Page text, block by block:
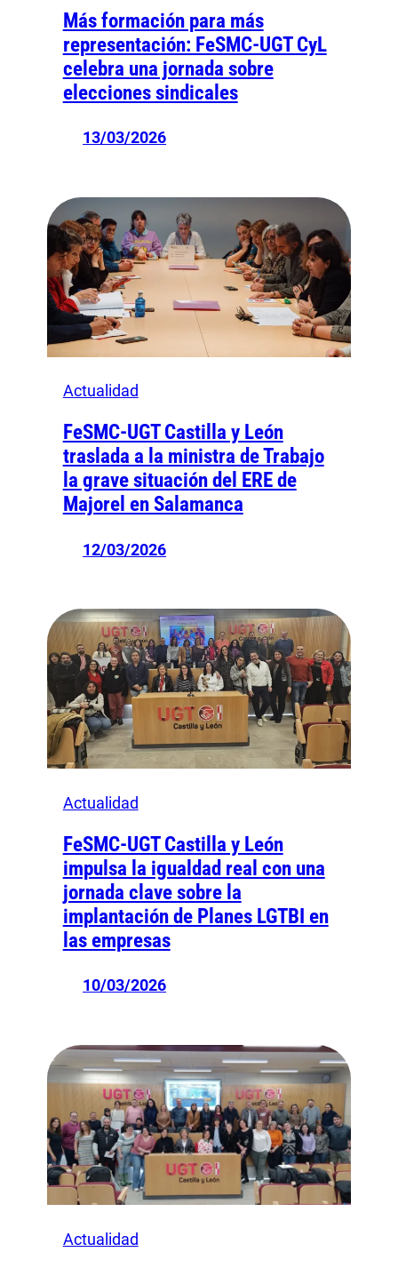
Más formación para más
representación: FeSMC-UGT CyL
celebra una jornada sobre
elecciones sindicales
13/03/2026
Actualidad
FeSMC-UGT Castilla y León
traslada a la ministra de Trabajo
la grave situación del ERE de
Majorel en Salamanca
12/03/2026
Actualidad
FeSMC-UGT Castilla y León
impulsa la igualdad real con una
jornada clave sobre la
implantación de Planes LGTBI en
las empresas
10/03/2026
Actualidad